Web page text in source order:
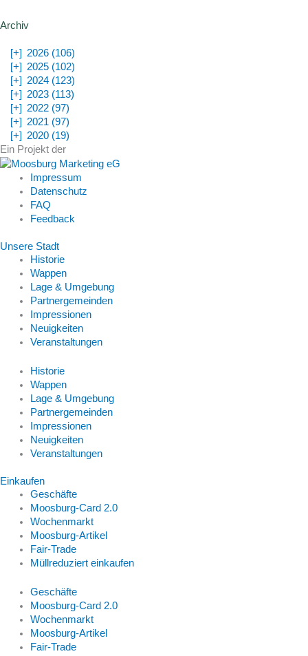
Archiv
[+] 2026 (106)
[+] 2025 (102)
[+] 2024 (123)
[+] 2023 (113)
[+] 2022 (97)
[+] 2021 (97)
[+] 2020 (19)
Ein Projekt der
Impressum
Datenschutz
FAQ
Feedback
Unsere Stadt
Historie
Wappen
Lage & Umgebung
Partnergemeinden
Impressionen
Neuigkeiten
Veranstaltungen
Historie
Wappen
Lage & Umgebung
Partnergemeinden
Impressionen
Neuigkeiten
Veranstaltungen
Einkaufen
Geschäfte
Moosburg-Card 2.0
Wochenmarkt
Moosburg-Artikel
Fair-Trade
Müllreduziert einkaufen
Geschäfte
Moosburg-Card 2.0
Wochenmarkt
Moosburg-Artikel
Fair-Trade